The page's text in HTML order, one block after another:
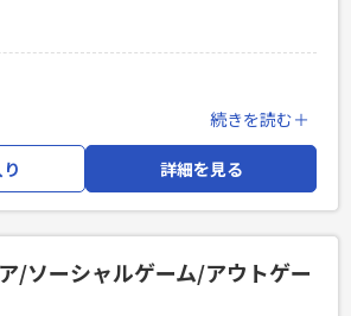
す。 【具体的な仕事内容】 ・ゲーム機能
、担当パートのスケジュール管理、コ
ァクタリングなど ※ご経験や得意分野を
める範囲で変更する可能性がございま
続きを読む＋
詳細を見る
/ソーシャルゲーム/アウトゲー